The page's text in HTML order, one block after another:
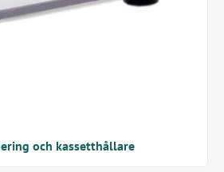
och kassetthållare